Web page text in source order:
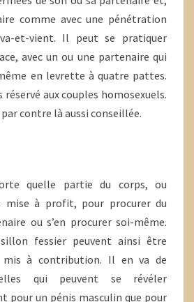
comme avec une pénétration
et-vient. Il peut se pratiquer
avec un ou une partenaire qui
en levrette à quatre pattes.
réservé aux couples homosexuels.
contre là aussi conseillée.
quelle partie du corps, ou
mise à profit, pour procurer du
ou s’en procurer soi-même.
fessier peuvent ainsi être
mis à contribution. Il en va de
qui peuvent se révéler
pour un pénis masculin que pour